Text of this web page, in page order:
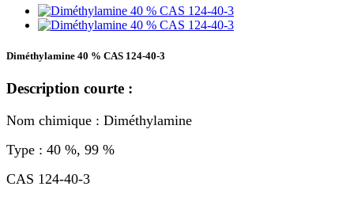
Diméthylamine 40 % CAS 124-40-3
Description courte :
Nom chimique : Diméthylamine
Type : 40 %, 99 %
CAS 124-40-3